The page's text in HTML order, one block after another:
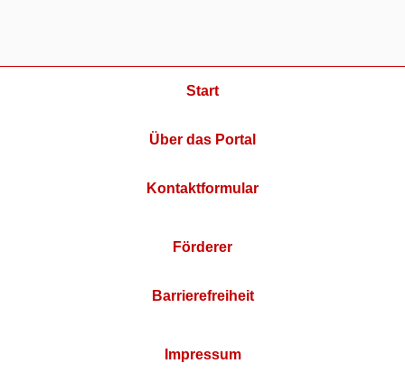
Start
Über das Portal
Kontaktformular
Förderer
Barrierefreiheit
Impressum